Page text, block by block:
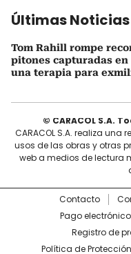
Últimas Noticias
Tom Rahill rompe
pitones capturadas en
una terapia para
© CARACOL S.A.
CARACOL S.A. realiza
usos de las obras y otras
web a medios de lectura
Contacto
Pago
Registro de
Política de